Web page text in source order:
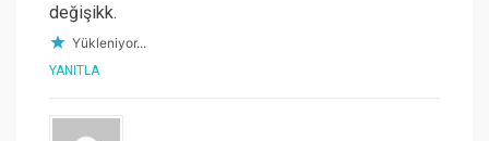
değişikk.
Yükleniyor...
YANITLA